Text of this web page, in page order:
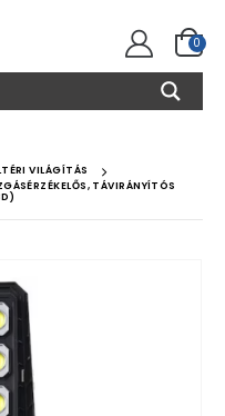
0
VILÁGÍTÁS
TÁVIRÁNYÍTÓS